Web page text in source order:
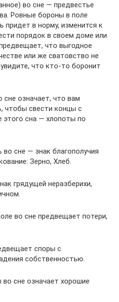
во сне — предвестье
Ровные бороны в поле
придет в норму, изменится к
порядок в своем доме или
что выгодное
или же сватовство не
что кто-то боронит
сне означает, что вам
чтобы свести концы с
этого сна — хлопоты по
сне — знак благополучия
Зерно, Хлеб.
грядущей неразберихи,
во сне предвещает потери,
споры с
собственностью.
сне означает хорошие